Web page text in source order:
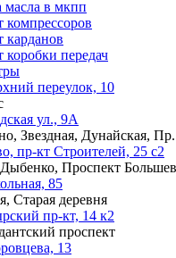
масла в мкпп
компрессоров
карданов
коробки передач
переулок, 10
ул., 9А
Звездная, Дунайская,
пр-кт Строителей, 25 с2
Проспект
85
Старая деревня
пр-кт, 14 к2
проспект
13